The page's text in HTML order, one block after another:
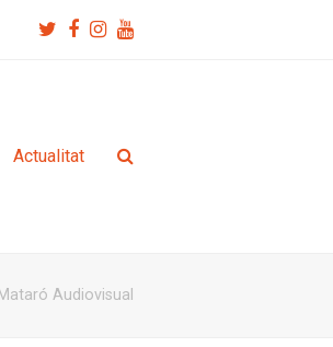
Twitter
Facebook
Instagram
Youtube
Actualitat
Audiovisual